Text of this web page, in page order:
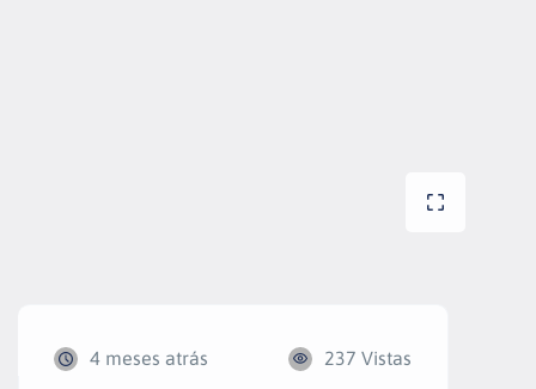
4 meses atrás 237 Vistas